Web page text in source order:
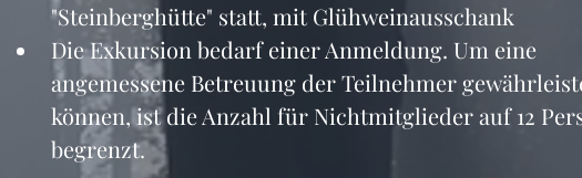
"Steinberghütte" statt, mit Glühweinausschank
Die Exkursion bedarf einer Anmeldung. Um eine
angemessene Betreuung der Teilnehmer
können, ist die Anzahl für Nichtmitglieder auf 12
begrenzt.